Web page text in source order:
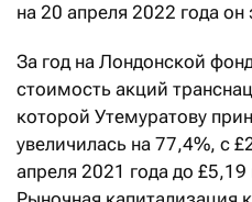
на 20 апреля 2022 года
За год на Лондонской
стоимость акций
которой Утемуратову
увеличилась на 77,4%, с
апреля 2021 года до